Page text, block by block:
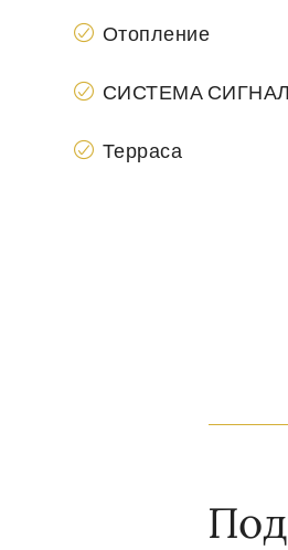
Отопление
СИСТЕМА
Терраса